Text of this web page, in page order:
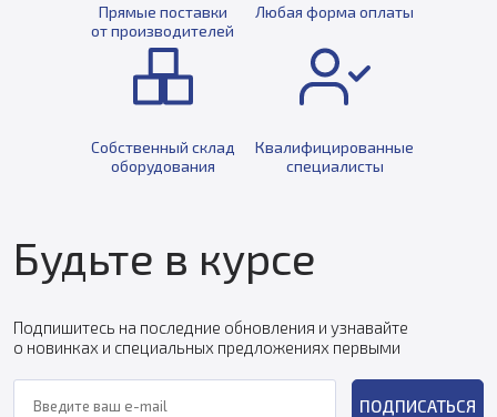
Прямые поставки
от производителей
Любая форма оплаты
Собственный склад
оборудования
Квалифицированные
специалисты
Будьте в курсе
Подпишитесь на последние обновления и узнавайте
о новинках и специальных предложениях первыми
ПОДПИСАТЬСЯ